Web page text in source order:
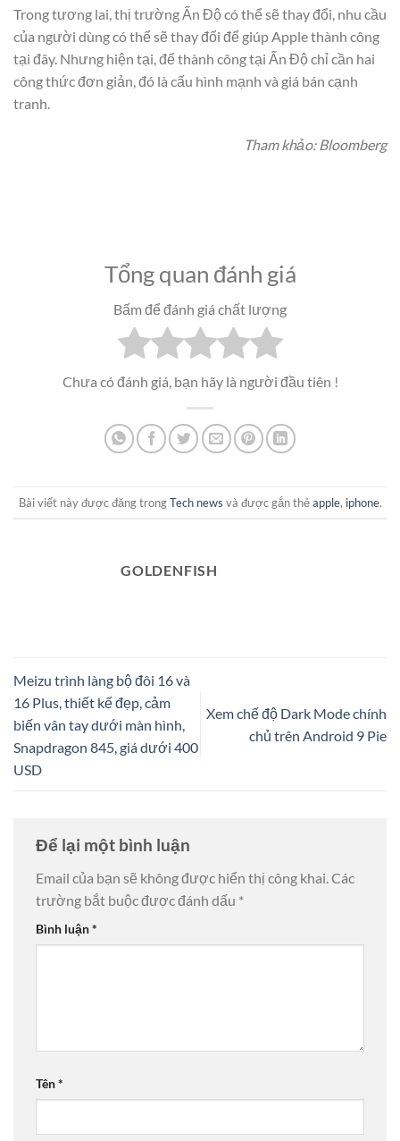
Trong tương lai, thị trường Ấn Độ có thể sẽ thay đổi, nhu cầu
của người dùng có thể sẽ thay đổi để giúp Apple thành công
tại đây. Nhưng hiện tại, để thành công tại Ấn Độ chỉ cần hai
công thức đơn giản, đó là cấu hình mạnh và giá bán cạnh
tranh.
Tham khảo: Bloomberg
Tổng quan đánh giá
Bấm để đánh giá chất lượng
Chưa có đánh giá, bạn hãy là người đầu tiên !
Bài viết này được đăng trongTech news và được gắn thẻapple, iphone.
GOLDENFISH
Meizu trình làng bộ đôi 16 và
16 Plus, thiết kế đẹp, cảm
biến vân tay dưới màn hình,
Snapdragon 845, giá dưới 400
USD
Xem chế độ Dark Mode chính
chủ trên Android 9 Pie
Để lại một bình luận
Email của bạn sẽ không được hiển thị công khai.Các
trường bắt buộc được đánh dấu *
Bình luận*
Tên*